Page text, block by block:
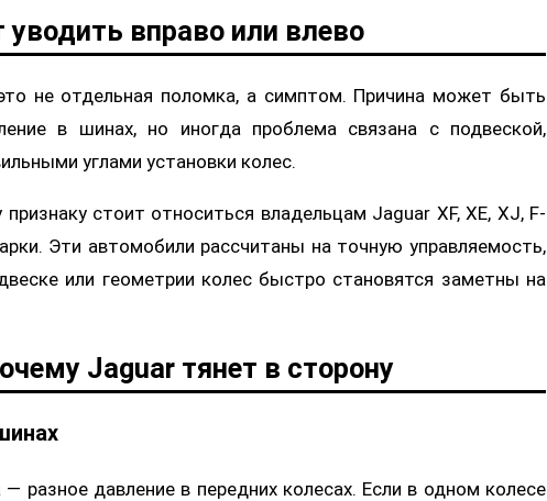
вправо или влево
не отдельная поломка, а симптом. Причина может быть
в шинах, но иногда проблема связана с подвеской,
углами установки колес.
стоит относиться владельцам Jaguar XF, XE, XJ, F-
Эти автомобили рассчитаны на точную управляемость,
или геометрии колес быстро становятся заметны на
Jaguar тянет в сторону
разное давление в передних колесах. Если в одном колесе